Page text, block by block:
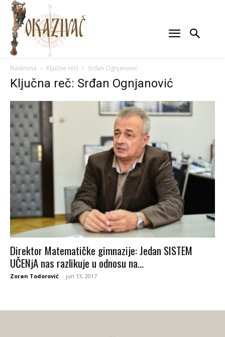
Naslovna Ključne reči Srđan Ognjanović
Ključna reč: Srđan Ognjanović
Direktor Matematičke gimnazije: Jedan SISTEM
UČENjA nas razlikuje u odnosu na...
Zoran Todorović - jun 13, 2017